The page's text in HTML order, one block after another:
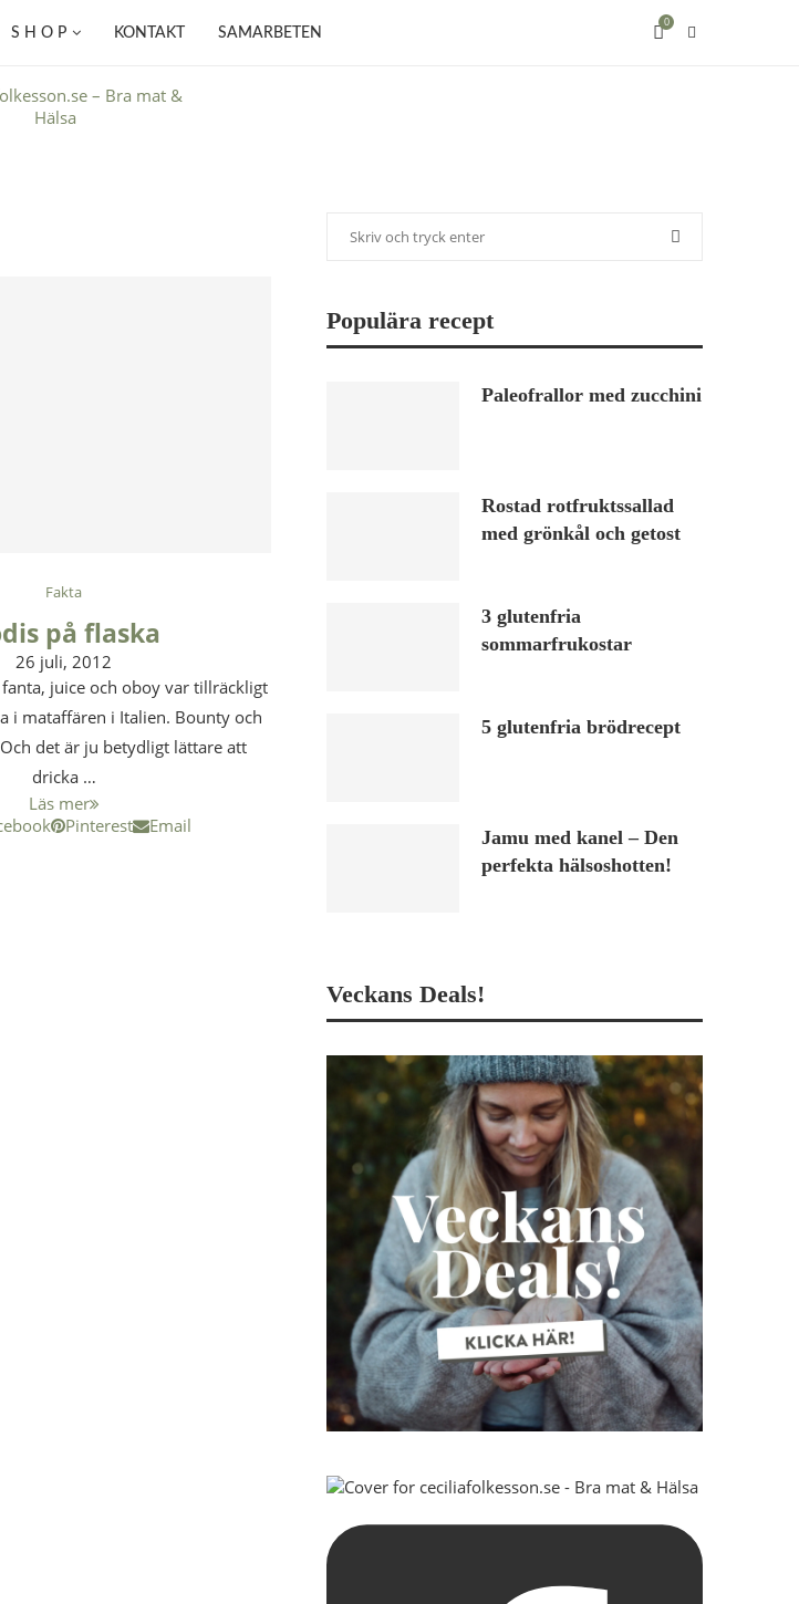
S H O P KONTAKT SAMARBETEN
0
Fakta
på flaska
26 juli, 2012
juice och oboy var tillräckligt
i mataffären i Italien. Bounty och
det är ju betydligt lättare att
dricka …
Läs mer
Pinterest Email
Populära recept
Paleofrallor med zucchini
Rostad rotfruktssallad
med grönkål och getost
3 glutenfria
sommarfrukostar
5 glutenfria brödrecept
Jamu med kanel – Den
perfekta hälsoshotten!
Veckans Deals!